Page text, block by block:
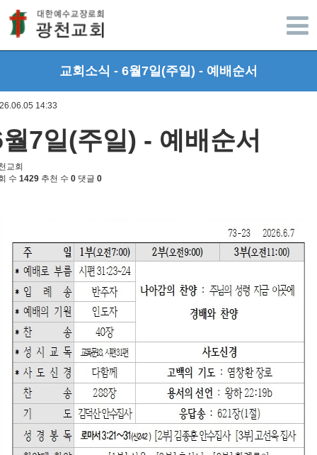
교회소식 - 6월7일(주일) - 예배순서
14:33
7일(주일) - 예배순서
교회
수 1429 추천 수 0 댓글 0